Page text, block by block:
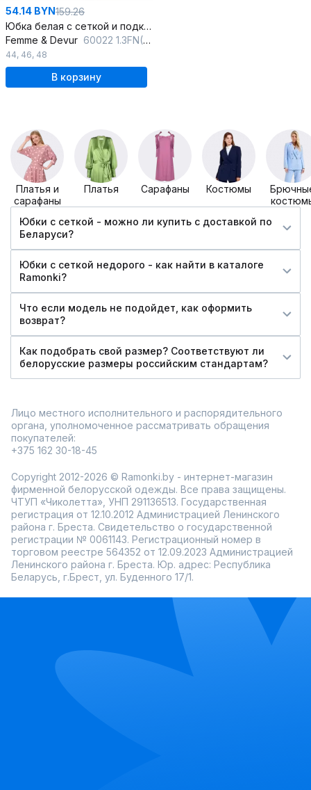
54.14 BYN159.26
Юбка белая с сеткой и подкладкой, нарядная
Femme & Devur 60022 1.3FN(170)
44, 46, 48
В корзину
Платья и
сарафаны
Платья Сарафаны Костюмы
Юбки с сеткой - можно ли купить c доставкой по
Беларуси?
Юбки с сеткой недорого - как найти в каталоге
Ramonki?
Что если модель не подойдет, как оформить
возврат?
Как подобрать свой размер? Соответствуют ли
белорусские размеры российским стандартам?
Лицо местного исполнительного и распорядительного
органа, уполномоченное рассматривать обращения
покупателей:
+375 162 30-18-45
Copyright 2012-2026 © Ramonki.by - интернет-магазин
фирменной белорусской одежды. Все права защищены.
ЧТУП «Чиколетта», УНП 291136513. Государственная
регистрация от 12.10.2012 Администрацией Ленинского
района г. Бреста. Свидетельство о государственной
регистрации № 0061143. Регистрационный номер в
торговом реестре 564352 от 12.09.2023 Администрацией
Ленинского района г. Бреста. Юр. адрес: Республика
Беларусь, г.Брест, ул. Буденного 17/1.